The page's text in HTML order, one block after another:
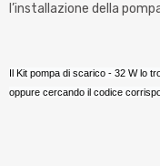
l’installazione della
Il Kit pompa di scarico - 32 W lo
oppure cercando il codice